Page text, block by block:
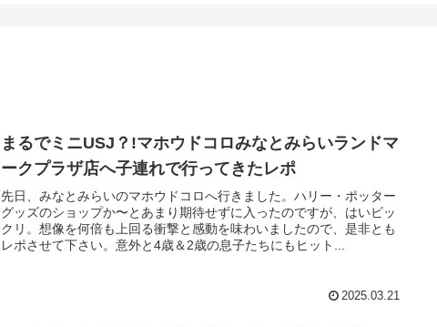
まるでミニUSJ？!マホウドコロみなとみらいランドマ
ークプラザ店へ子連れで行ってきたレポ
先日、みなとみらいのマホウドコロへ行きました。ハリー・ポッター
グッズのショップか〜とあまり期待せずに入ったのですが、はいビッ
クリ。想像を何倍も上回る衝撃と感動を味わいましたので、是非とも
レポさせて下さい。意外と4歳＆2歳の息子たちにもヒット...
2025.03.21